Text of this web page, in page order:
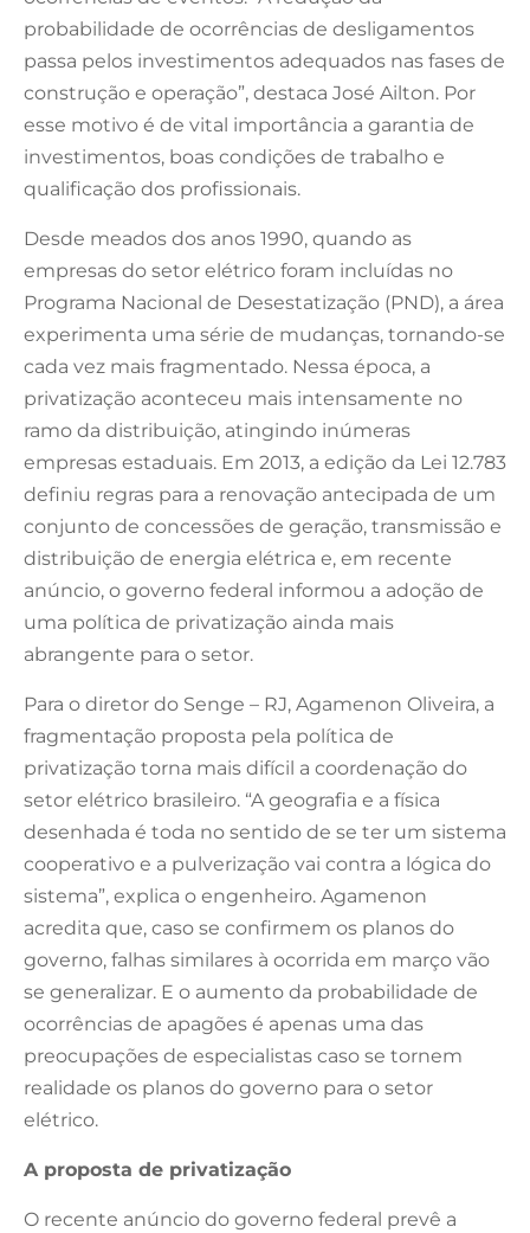
probabilidade de ocorrências de desligamentos
passa pelos investimentos adequados nas fases de
construção e operação”, destaca José Ailton. Por
esse motivo é de vital importância a garantia de
investimentos, boas condições de trabalho e
qualificação dos profissionais.
Desde meados dos anos 1990, quando as
empresas do setor elétrico foram incluídas no
Programa Nacional de Desestatização (PND), a área
experimenta uma série de mudanças, tornando-se
cada vez mais fragmentado. Nessa época, a
privatização aconteceu mais intensamente no
ramo da distribuição, atingindo inúmeras
empresas estaduais. Em 2013, a edição da Lei 12.783
definiu regras para a renovação antecipada de um
conjunto de concessões de geração, transmissão e
distribuição de energia elétrica e, em recente
anúncio, o governo federal informou a adoção de
uma política de privatização ainda mais
abrangente para o setor.
Para o diretor do Senge – RJ, Agamenon Oliveira, a
fragmentação proposta pela política de
privatização torna mais difícil a coordenação do
setor elétrico brasileiro. “A geografia e a física
desenhada é toda no sentido de se ter um sistema
cooperativo e a pulverização vai contra a lógica do
sistema”, explica o engenheiro. Agamenon
acredita que, caso se confirmem os planos do
governo, falhas similares à ocorrida em março vão
se generalizar. E o aumento da probabilidade de
ocorrências de apagões é apenas uma das
preocupações de especialistas caso se tornem
realidade os planos do governo para o setor
elétrico.
A proposta de privatização
O recente anúncio do governo federal prevê a